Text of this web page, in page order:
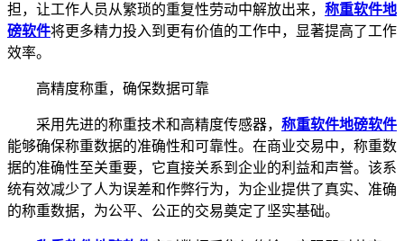
担，让工作人员从繁琐的重复性劳动中解放出来， 称重软件地
磅软件将更多精力投入到更有价值的工作中，显著提高了工作
效率。
高精度称重，确保数据可靠
采用先进的称重技术和高精度传感器， 称重软件地磅软件
能够确保称重数据的准确性和可靠性。在商业交易中，称重数
据的准确性至关重要，它直接关系到企业的利益和声誉。该系
统有效减少了人为误差和作弊行为，为企业提供了真实、准确
的称重数据，为公平、公正的交易奠定了坚实基础。